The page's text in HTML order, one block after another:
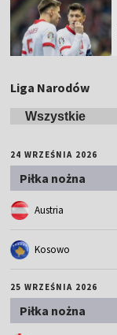
Liga Narodów
24 WRZEŚNIA 2026
Piłka nożna
Austria
Kosowo
25 WRZEŚNIA 2026
Piłka nożna